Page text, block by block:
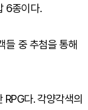
6종이다.
들 중 추첨을 통해
다. 각양각색의